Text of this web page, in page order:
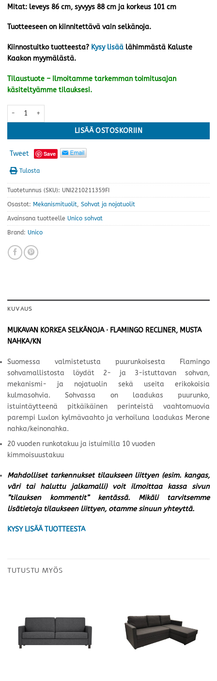
Mitat: leveys 86 cm, syvyys 88 cm ja korkeus 101 cm
Tuotteeseen on kiinnitettävä vain selkänoja.
Kiinnostuitko tuotteesta? Kysy lisää lähimmästä Kaluste
Kaakon myymälästä.
Tilaustuote – Ilmoitamme tarkemman toimitusajan
käsiteltyämme tilauksesi.
Flamingo recliner, musta nahka/kn ***ERÄ*** määrä
LISÄÄ OSTOSKORIIN
Tweet Save
Tulosta
Tuotetunnus (SKU): UNI2210211359FI
Osastot: Mekanismituolit, Sohvat ja nojatuolit
Avainsana tuotteelle Unico sohvat
Brand: Unico
KUVAUS
MUKAVAN KORKEA SELKÄNOJA · FLAMINGO RECLINER, MUSTA
NAHKA/KN
Suomessa valmistetusta puurunkoisesta Flamingo
sohvamallistosta löydät 2- ja 3-istuttavan sohvan,
mekanismi- ja nojatuolin sekä useita erikokoisia
kulmasohvia. Sohvassa on laadukas puurunko,
istuintäytteenä pitkäikäinen perinteistä vaahtomuovia
parempi Luxlon kylmävaahto ja verhoiluna laadukas Merone
nahka/keinonahka.
20 vuoden runkotakuu ja istuimilla 10 vuoden
kimmoisuustakuu
Mahdolliset tarkennukset tilaukseen liittyen (esim. kangas,
väri tai haluttu jalkamalli) voit ilmoittaa kassa sivun
”tilauksen kommentit” kentässä. Mikäli tarvitsemme
lisätietoja tilaukseen liittyen, otamme sinuun yhteyttä.
KYSY LISÄÄ TUOTTEESTA
TUTUSTU MYÖS